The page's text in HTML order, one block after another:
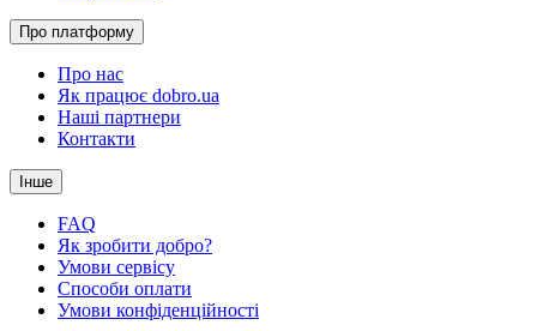
Про платформу
Про нас
Як працює dobro.ua
Наші партнери
Контакти
Інше
FAQ
Як зробити добро?
Умови сервісу
Способи оплати
Умови конфіденційності